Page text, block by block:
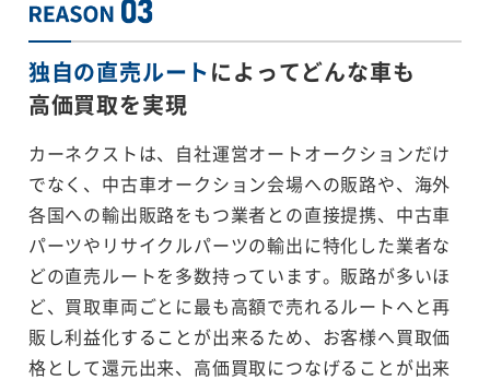
独自の直売ルートによってどんな車も
高価買取を実現
カーネクストは、自社運営オートオークションだけ
でなく、中古車オークション会場への販路や、海外
各国への輸出販路をもつ業者との直接提携、中古車
パーツやリサイクルパーツの輸出に特化した業者な
どの直売ルートを多数持っています。販路が多いほ
ど、買取車両ごとに最も高額で売れるルートへと再
販し利益化することが出来るため、お客様へ買取価
格として還元出来、高価買取につなげることが出来